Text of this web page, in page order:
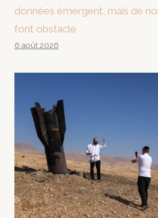
données émergent, mais de
font obstacle
6 août 2026